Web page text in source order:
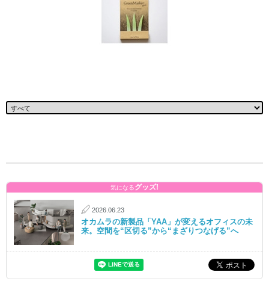
気になるグッズ!
2026.06.23
オカムラの新製品「YAA」が変えるオフィスの未
来。空間を“区切る”から“まざりつなげる”へ